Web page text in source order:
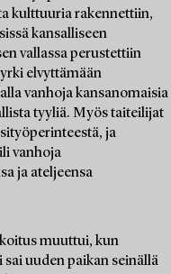
kulttuuria rakennettiin,
kansalliseen
vallassa perustettiin
elvyttämään
vanhoja kansanomaisia
tyyliä. Myös taiteilijat
ja
vanhoja
ja ateljeensa
muuttui, kun
uuden paikan seinällä